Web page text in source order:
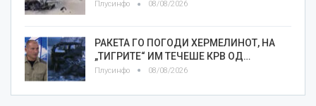
Плусинфо 08/08/2026
РАКЕТА ГО ПОГОДИ ХЕРМЕЛИНОТ, НА
„ТИГРИТЕ“ ИМ ТЕЧЕШЕ КРВ ОД…
Плусинфо 08/08/2026